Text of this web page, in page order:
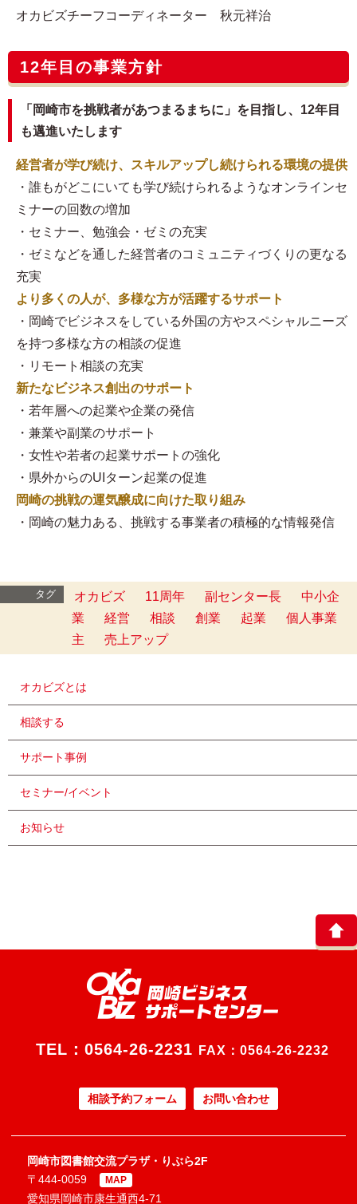
オカビズチーフコーディネーター 秋元祥治
12年目の事業方針
「岡崎市を挑戦者があつまるまちに」を目指し、12年目
も邁進いたします
経営者が学び続け、スキルアップし続けられる環境の提供
・誰もがどこにいても学び続けられるようなオンラインセ
ミナーの回数の増加
・セミナー、勉強会・ゼミの充実
・ゼミなどを通した経営者のコミュニティづくりの更なる
充実
より多くの人が、多様な方が活躍するサポート
・岡崎でビジネスをしている外国の方やスペシャルニーズ
を持つ多様な方の相談の促進
・リモート相談の充実
新たなビジネス創出のサポート
・若年層への起業や企業の発信
・兼業や副業のサポート
・女性や若者の起業サポートの強化
・県外からのUIターン起業の促進
岡崎の挑戦の運気醸成に向けた取り組み
・岡崎の魅力ある、挑戦する事業者の積極的な情報発信
タグ オカビズ 11周年 副センター長
中小企
業
経営 相談 創業 起業
個人事業
主
売上アップ
オカビズとは
相談する
サポート事例
セミナー/イベント
お知らせ
TEL： 0564-26-2231 FAX：0564-26-2232
相談予約フォーム お問い合わせ
岡崎市図書館交流プラザ・りぶら2F
〒444-0059
MAP
愛知県岡崎市康生通西4-71